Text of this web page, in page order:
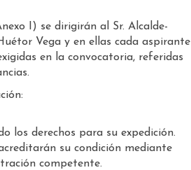
I) se dirigirán al Sr. Alcalde-
Vega y en ellas cada aspirante
en la convocatoria, referidas
los derechos para su expedición.
su condición mediante
competente.